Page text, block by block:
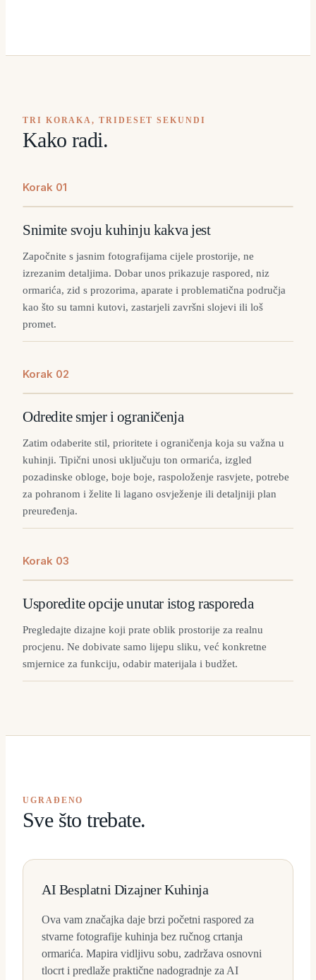
TRI KORAKA, TRIDESET SEKUNDI
Kako radi.
Korak 01
Snimite svoju kuhinju kakva jest
Započnite s jasnim fotografijama cijele prostorije, ne
izrezanim detaljima. Dobar unos prikazuje raspored, niz
ormarića, zid s prozorima, aparate i problematična područja
kao što su tamni kutovi, zastarjeli završni slojevi ili loš
promet.
Korak 02
Odredite smjer i ograničenja
Zatim odaberite stil, prioritete i ograničenja koja su važna u
kuhinji. Tipični unosi uključuju ton ormarića, izgled
pozadinske obloge, boje boje, raspoloženje rasvjete, potrebe
za pohranom i želite li lagano osvježenje ili detaljniji plan
preuređenja.
Korak 03
Usporedite opcije unutar istog rasporeda
Pregledajte dizajne koji prate oblik prostorije za realnu
procjenu. Ne dobivate samo lijepu sliku, već konkretne
smjernice za funkciju, odabir materijala i budžet.
UGRAĐENO
Sve što trebate.
AI Besplatni Dizajner Kuhinja
Ova vam značajka daje brzi početni raspored za
stvarne fotografije kuhinja bez ručnog crtanja
ormarića. Mapira vidljivu sobu, zadržava osnovni
tlocrt i predlaže praktične nadogradnje za AI